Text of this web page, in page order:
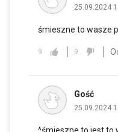
25.09.2024
śmieszne to wasze
9 9
Gość
25.09.2024